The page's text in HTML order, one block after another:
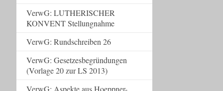
VerwG: LUTHERISCHER
KONVENT Stellungnahme
VerwG: Rundschreiben 26
VerwG: Gesetzesbegründungen
(Vorlage 20 zur LS 2013)
VerwG: Aspekte aus Hoeppner-